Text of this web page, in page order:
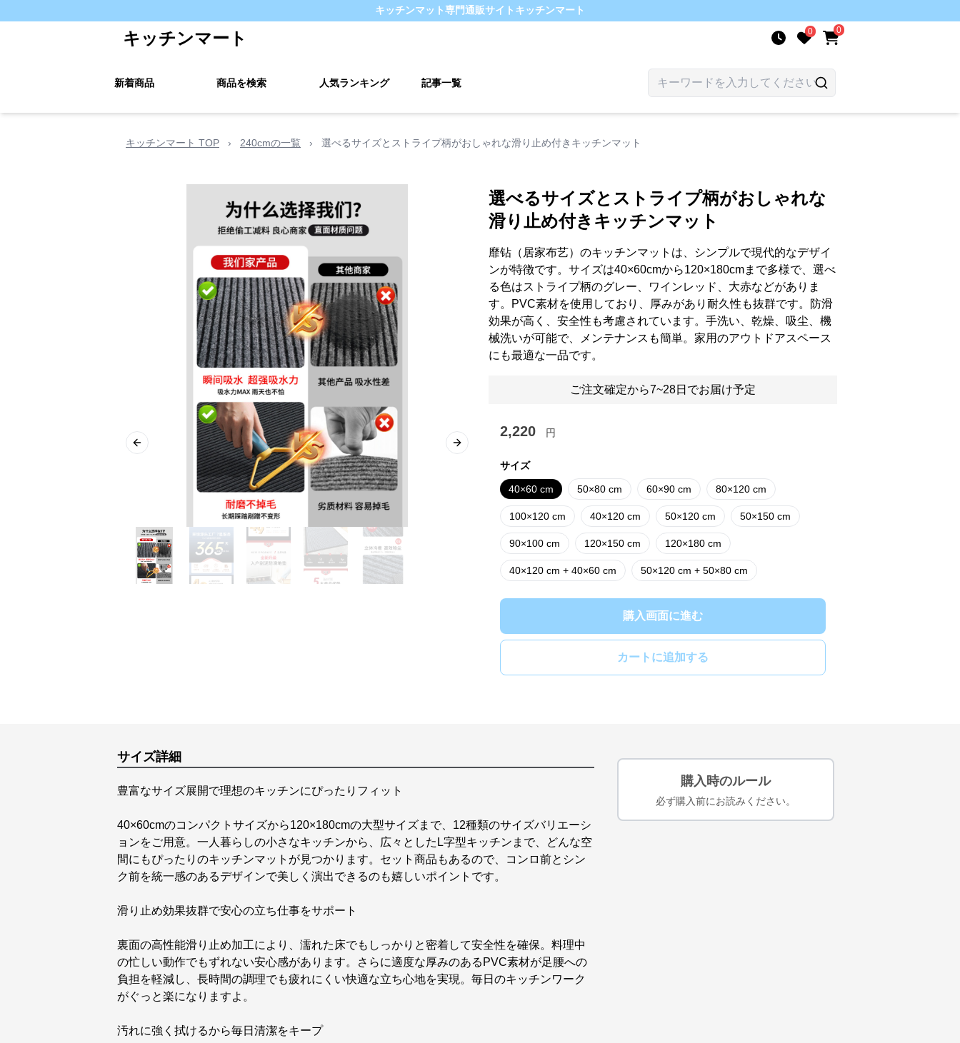
キッチンマット専門通販サイト キッチンマート
キッチンマート 0 0
新着商品 商品を検索 人気ランキング 記事一覧
キッチンマート TOP › 240cmの一覧 › 選べるサイズとストライプ柄がおしゃれな滑り止め付きキッチンマット
Previous slide Next slide
選べるサイズとストライプ柄がおしゃれな
滑り止め付きキッチンマット
靡钻（居家布艺）のキッチンマットは、シンプルで現代的なデザイ
ンが特徴です。サイズは40×60cmから120×180cmまで多様で、選べ
る色はストライプ柄のグレー、ワインレッド、大赤などがありま
す。PVC素材を使用しており、厚みがあり耐久性も抜群です。防滑
効果が高く、安全性も考慮されています。手洗い、乾燥、吸尘、機
械洗いが可能で、メンテナンスも簡単。家用のアウトドアスペース
にも最適な一品です。
ご注文確定から7~28日でお届け予定
2,220 円
サイズ
40×60 cm 50×80 cm 60×90 cm 80×120 cm
100×120 cm 40×120 cm 50×120 cm 50×150 cm
90×100 cm 120×150 cm 120×180 cm
40×120 cm + 40×60 cm 50×120 cm + 50×80 cm
購入画面に進む
カートに追加する
サイズ詳細
豊富なサイズ展開で理想のキッチンにぴったりフィット
40×60cmのコンパクトサイズから120×180cmの大型サイズまで、12種類のサイズバリエーシ
ョンをご用意。一人暮らしの小さなキッチンから、広々としたL字型キッチンまで、どんな空
間にもぴったりのキッチンマットが見つかります。セット商品もあるので、コンロ前とシン
ク前を統一感のあるデザインで美しく演出できるのも嬉しいポイントです。
滑り止め効果抜群で安心の立ち仕事をサポート
裏面の高性能滑り止め加工により、濡れた床でもしっかりと密着して安全性を確保。料理中
の忙しい動作でもずれない安心感があります。さらに適度な厚みのあるPVC素材が足腰への
負担を軽減し、長時間の調理でも疲れにくい快適な立ち心地を実現。毎日のキッチンワーク
がぐっと楽になりますよ。
汚れに強く拭けるから毎日清潔をキープ
購入時のルール
必ず購入前にお読みください。